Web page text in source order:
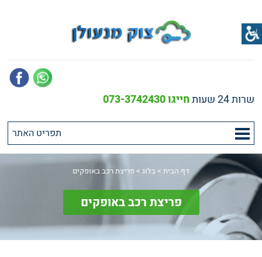
שרות 24 שעות חייגו 073-3742430
דף הבית >בלוג > פריצת רכב באופקים
פריצת רכב באופקים